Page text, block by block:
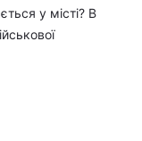
у місті? В